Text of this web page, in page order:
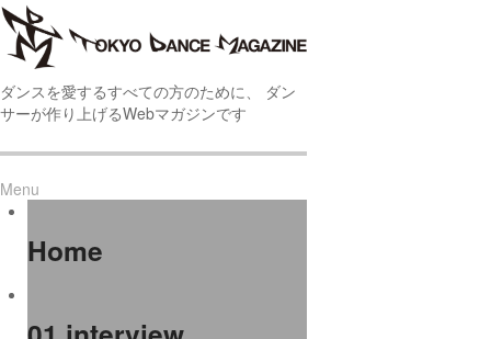
ダンスを愛するすべての方のために、 ダン
サーが作り上げるWebマガジンです
Menu
Home